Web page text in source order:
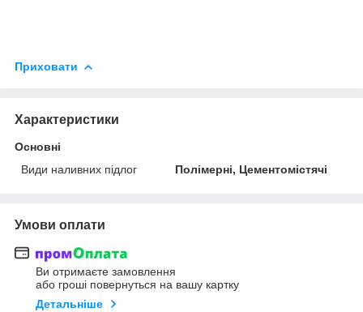
Приховати
Характеристики
Основні
Види наливних підлог
Полімерні, Цементомістячі
Умови оплати
Ви отримаєте замовлення
або гроші повернуться на вашу картку
Детальніше